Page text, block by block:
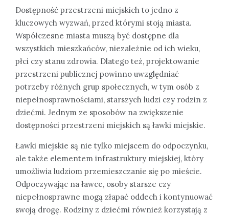
Dostępność przestrzeni miejskich to jedno z
kluczowych wyzwań, przed którymi stoją miasta.
Współczesne miasta muszą być dostępne dla
wszystkich mieszkańców, niezależnie od ich wieku,
płci czy stanu zdrowia. Dlatego też, projektowanie
przestrzeni publicznej powinno uwzględniać
potrzeby różnych grup społecznych, w tym osób z
niepełnosprawnościami, starszych ludzi czy rodzin z
dziećmi. Jednym ze sposobów na zwiększenie
dostępności przestrzeni miejskich są ławki miejskie.
Ławki miejskie są nie tylko miejscem do odpoczynku,
ale także elementem infrastruktury miejskiej, który
umożliwia ludziom przemieszczanie się po mieście.
Odpoczywając na ławce, osoby starsze czy
niepełnosprawne mogą złapać oddech i kontynuować
swoją drogę. Rodziny z dziećmi również korzystają z